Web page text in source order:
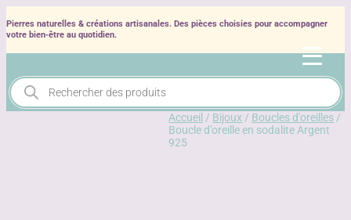
Pierres naturelles & créations artisanales. Des pièces choisies pour accompagner
votre bien‑être au quotidien.
Recherche
de
produits
Accueil / Bijoux / Boucles d'oreilles /
Boucle d’oreille en sodalite Argent
925